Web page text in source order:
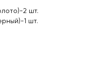
2 шт.
1 шт.